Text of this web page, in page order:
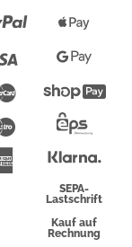
Paypal
Mastercard
Maestro
American
Express
Pay
Pay
SEPA-
Lastschrift
Kauf auf
Rechnung